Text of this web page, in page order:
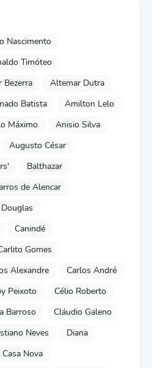
Nascimento
Timóteo
Bezerra
Altemar Dutra
Batista
Amilton Lelo
Máximo
Anisio Silva
Augusto César
Balthazar
de Alencar
Canindé
Gomes
Alexandre
Carlos André
Peixoto
Célio Roberto
Barroso
Cláudio Galeno
Neves
Diana
Nova